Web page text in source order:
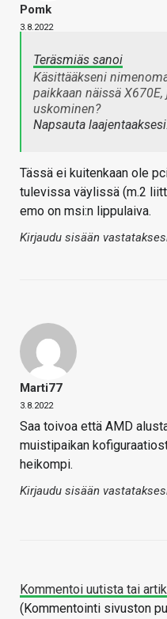
Pomk
3.8.2022
Teräsmiäs sanoi
Käsittääkseni
paikkaan näissä
uskominen?
Napsauta
Tässä ei kuitenkaan ole
tulevissa väylissä (m.2
emo on msi:n lippulaiva.
Kirjaudu sisään
Marti77
3.8.2022
Saa toivoa että AMD
muistipaikan
heikompi.
Kirjaudu sisään
Kommentoi uutista tai
(Kommentointi sivuston